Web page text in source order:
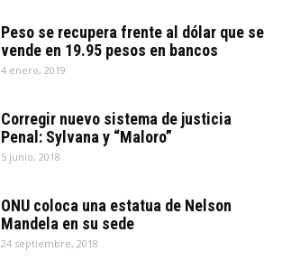
Peso se recupera frente al dólar que se
vende en 19.95 pesos en bancos
4 enero, 2019
Corregir nuevo sistema de justicia
Penal: Sylvana y “Maloro”
5 junio, 2018
ONU coloca una estatua de Nelson
Mandela en su sede
24 septiembre, 2018